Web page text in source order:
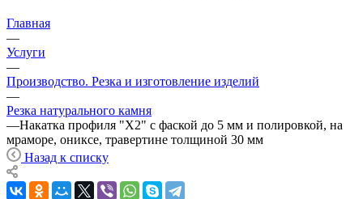
Главная
—
Услуги
—
Производство. Резка и изготовление изделий
—
Резка натурального камня
—Накатка профиля "X2" с фаской до 5 мм и полировкой, на
мраморе, ониксе, травертине толщиной 30 мм
Назад к списку